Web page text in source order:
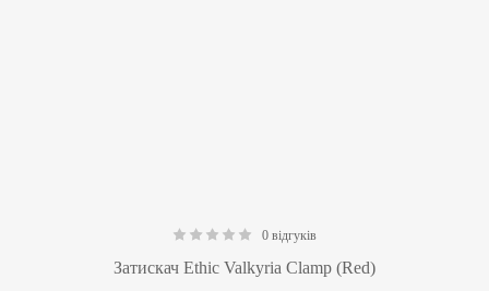
0 відгуків
Затискач Ethic Valkyria Clamp (Red)